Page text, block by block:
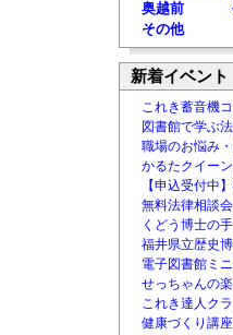
奥越前
その他
新着イベント
これき蓄音機
図書館で学ぶ
職場のお悩み
かるたクイー
【申込受付中
無料法律相談
くどう博士の
福井県立歴史
電子図書館ミ
せっちゃんの
これき達人ク
健康づくり講